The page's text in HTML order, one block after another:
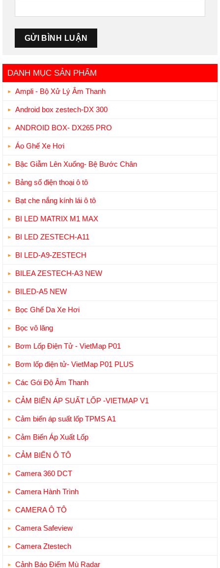
DANH MỤC SẢN PHẨM
Ampli - Bộ Xử Lý Âm Thanh
Android box zestech-DX 300
ANDROID BOX- DX265 PRO
Áo Ghế Xe Hơi
Bậc Giẫm Lên Xuống- Bệ Bước Chân
Bảng số điện thoại ô tô
Bạt che nắng kính lái ô tô
BI LED MATRIX M1 MAX
BI LED ZESTECH-A11
BI LED-A9-ZESTECH
BILEA ZESTECH-A3 NEW
BILED-A5 NEW
Bọc Ghế Da Xe Hơi
Bọc vô lăng
Bơm Lốp Điện Tử - VietMap P01
Bơm lốp điện tử- VietMap P01 PLUS
Các Gói Độ Âm Thanh
CẢM BIẾN ÁP SUẤT LỐP -VIETMAP V1
Cảm biến áp suất lốp TPMS A1
Cảm Biến Áp Xuất Lốp
CẢM BIẾN Ô TÔ
Camera 360 DCT
Camera Hành Trình
CAMERA Ô TÔ
Camera Safeview
Camera Ztestech
Cảnh Báo Điểm Mù Radar